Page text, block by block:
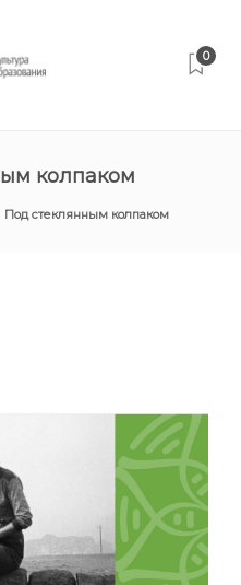
0
колпаком
Под стеклянным колпаком